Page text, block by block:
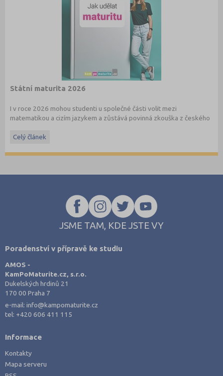
s opakováním začít, a hledají materiály, které jsou strukturované a
Státní maturita 2026
I v roce 2026 mohou studenti u společné části volit mezi
matematikou a cizím jazykem a zůstává povinná zkouška z českého
informacemi.
Celý článek
JSME TAM, KDE JSTE VY
Poradenství v přípravě ke studiu
AMOS -
KamPoMaturite.cz, s.r.o.
Dukelských hrdinů 21
170 00 Praha 7
e-mail:info@kampomaturite.cz
tel: +420 606 411 115
Informace
Kontakty
Mapa serveru